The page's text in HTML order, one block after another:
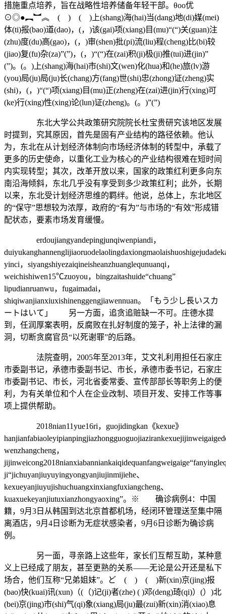
措施重点培养，旨在战略性培养储备年轻干部。θoo优
⊙◎●︻︼︽ ( ) ( )上(shang)海(hai)当(dang)地(di)媒(mei)
体(ti)报(bao)道(dao)，(，)该(gai)项(xiang)目(mu)“(“)关(guan)注
(zhu)度(du)高(gao)，(，)审(shen)批(pi)流(liu)程(cheng)比(bi)较
(jiao)复(fu)杂(za)”(”)，(，)“(“)在(zai)积(ji)极(ji)推(tui)进(jin)”
(”)。(。)上(shang)海(hai)市(shi)文(wen)化(hua)和(he)旅(lv)游
(you)局(ju)局(ju)长(chang)方(fang)世(shi)忠(zhong)证(zheng)实
(shi)，(，)“(“)项(xiang)目(mu)正(zheng)在(zai)进(jin)行(xing)可
(ke)行(xing)性(xing)论(lun)证(zheng)。(。)”(”)
东北大学公共政策研究院院长杜宝贵研究该地区发展
时提到，究其原因，首先是固有产业结构的路径依赖。他认
为，东北在从计划经济体制向市场经济体制的转型中，承载了
更多的历史使命，以重化工业为核心的产业结构很难在短时间
内实现转型；其次，改革开放以来，国家的政策红利更多向东
南沿海倾斜，东北几乎没有享受到多少政策红利；此外，长期
以来，东北受计划经济思维的羁绊。他说，总体上，东北地区
的“保守”思想较为浓厚，政府的“有为”与市场的“有效”形成错
配状态，要素市场发育缓慢。
erdoujiangyandepingjunqiwenpiandi，
yinci，siyangshiyezaiqineisheanzhuanglequnuanqi，
weichishiwen15℃zuoyou，bingzaitashuide“chuang”
lipudianruanwu，fugaimadai，
shiqiwanjianxiuxishinenggengjiawennuan。「もう少し長いスカ
ートはいて」 另一方面，追贪追赃缺一不可。庄德水提
到，任润厚案表明，反腐败在扎好制度的笼子，补上法律的漏
洞，切断贪腐官员“以死谢罪”的后路。
法院查明，2005年至2013年，艾文礼利用担任石家庄
市委副书记，承德市委副书记、市长，承德市委书记，石家庄
市委副书记、市长，河北省委常委、宣传部部长等职务上的便
利，为有关单位和个人在企业改制、项目开发、安排工作等事
项上提供帮助。
2018nian11yue16ri，guojidingkan《kexue》
wenzhangcheng，
ji“jichuyanjiuyuyingyongyanjiujinmijiehe、
kexueyanjiuyujishuchuangxinxiangfuxiangcheng、
kuaxuekeyanjiutuxianzhongyaoxing”。※ 确诊病例4：中国
籍，9月3日从韩国到达北京首都机场，经闭环管理送至集中隔
离酒店，9月4日诊断为无症状感染者，9月6日诊断为确诊病
例。
另一面，寻亲路上这些年，家长们互帮互助，某种意
义上已经成了朋友，甚至更熟的关系——无论是公开还是私下
场合，他们互称“兄弟姐妹”。ど ( ) ( )新(xin)京(jing)报
(bao)快(kuai)讯(xun)（(（)记(ji)者(zhe) ( )邓(deng)琦(qi)）(）)北
(bei)京(jing)市(shi)气(qi)象(xiang)局(ju)最(zui)新(xin)消(xiao)息